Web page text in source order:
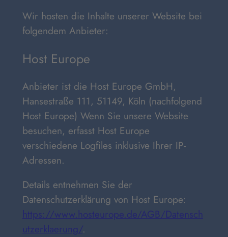
Wir hosten die Inhalte unserer Website bei
folgendem Anbieter:
Host Europe
Anbieter ist die Host Europe GmbH,
Hansestraße 111, 51149, Köln (nachfolgend
Host Europe) Wenn Sie unsere Website
besuchen, erfasst Host Europe
verschiedene Logfiles inklusive Ihrer IP-
Adressen.
Details entnehmen Sie der
Datenschutzerklärung von Host Europe:
https://www.hosteurope.de/AGB/Datensch
utzerklaerung/.